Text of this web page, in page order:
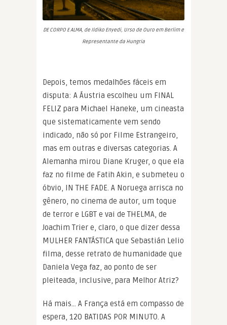
DE CORPO E ALMA, de Ildiko Enyedi, Urso de Ouro em Berlim e
Representante da Hungria
Depois, temos medalhões fáceis em
disputa: A Áustria escolheu um FINAL
FELIZ para Michael Haneke, um cineasta
que sistematicamente vem sendo
indicado, não só por Filme Estrangeiro,
mas em outras e diversas categorias. A
Alemanha mirou Diane Kruger, o que ela
faz no filme de Fatih Akin, e submeteu o
óbvio, IN THE FADE. A Noruega arrisca no
gênero, no cinema de autor, um toque
de terror e LGBT e vai de THELMA, de
Joachim Trier e, claro, o que dizer dessa
MULHER FANTÁSTICA que Sebastián Lelio
filma, desse retrato de humanidade que
Daniela Vega faz, ao ponto de ser
pleiteada, inclusive, para Melhor Atriz?
Há mais… A França está em compasso de
espera, 120 BATIDAS POR MINUTO. A